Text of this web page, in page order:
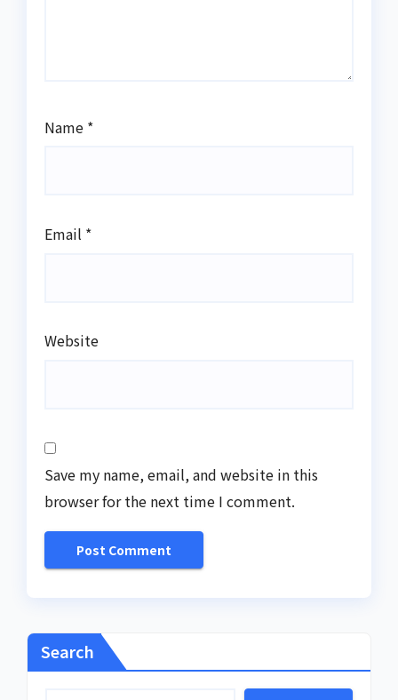
Name *
Email *
Website
Save my name, email, and website in this
browser for the next time I comment.
Search